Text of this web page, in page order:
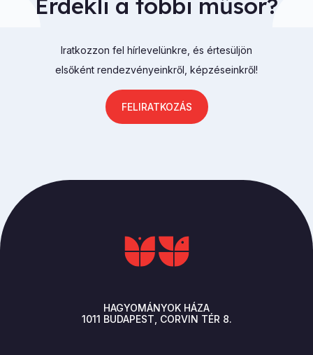
Iratkozzon fel hírlevelünkre, és értesüljön
elsőként rendezvényeinkről, képzéseinkről!
FELIRATKOZÁS
HAGYOMÁNYOK HÁZA
1011 BUDAPEST CORVIN TÉR 8.